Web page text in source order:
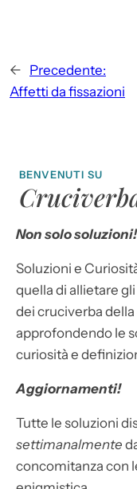
← Precedente:
Affetti da fissazioni
BENVENUTI SU
Non solo soluzioni!
Soluzioni e
quella di allietare
dei cruciverba
approfondendo le
curiosità e
Aggiornamenti!
Tutte le soluzioni
settimanalmente
concomitanza con